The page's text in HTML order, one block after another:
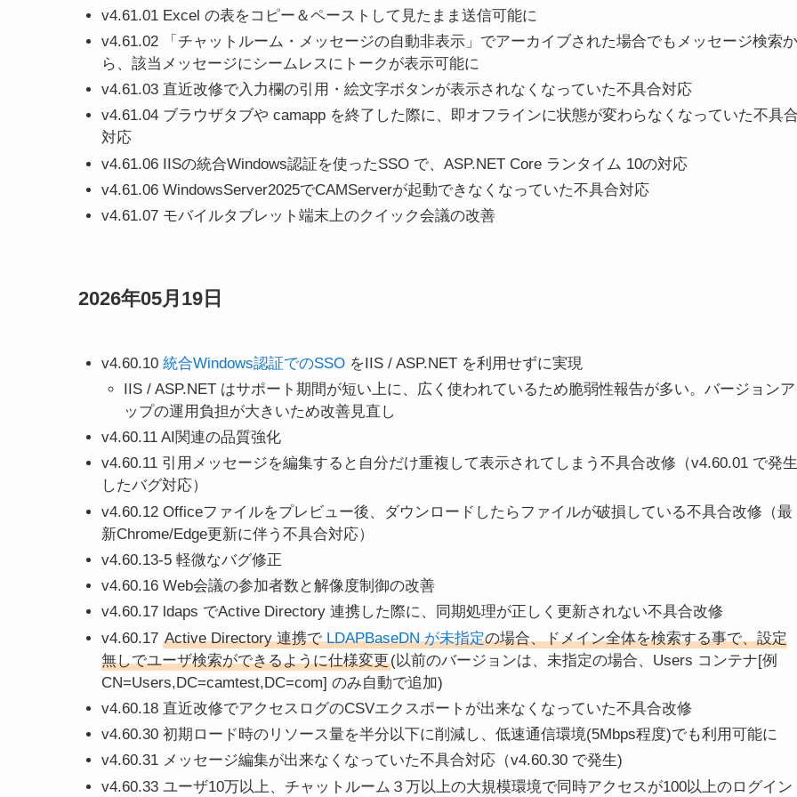
v4.61.01 Excel の表をコピー＆ペーストして見たまま送信可能に
v4.61.02 「チャットルーム・メッセージの自動非表示」でアーカイブされた場合でもメッセージ検索か
ら、該当メッセージにシームレスにトークが表示可能に
v4.61.03 直近改修で入力欄の引用・絵文字ボタンが表示されなくなっていた不具合対応
v4.61.04 ブラウザタブや camapp を終了した際に、即オフラインに状態が変わらなくなっていた不具
対応
v4.61.06 IISの統合Windows認証を使ったSSO で、ASP.NET Core ランタイム 10の対応
v4.61.06 WindowsServer2025でCAMServerが起動できなくなっていた不具合対応
v4.61.07 モバイルタブレット端末上のクイック会議の改善
2026年05月19日
v4.60.10 統合Windows認証でのSSOをIIS / ASP.NET を利用せずに実現
IIS / ASP.NET はサポート期間が短い上に、広く使われているため脆弱性報告が多い。バージョンア
ップの運用負担が大きいため改善見直し
v4.60.11 AI関連の品質強化
v4.60.11 引用メッセージを編集すると自分だけ重複して表示されてしまう不具合改修（v4.60.01 で発生
したバグ対応）
v4.60.12 Officeファイルをプレビュー後、ダウンロードしたらファイルが破損している不具合改修（最
新Chrome/Edge更新に伴う不具合対応）
v4.60.13-5 軽微なバグ修正
v4.60.16 Web会議の参加者数と解像度制御の改善
v4.60.17 ldaps でActive Directory 連携した際に、同期処理が正しく更新されない不具合改修
v4.60.17 Active Directory 連携でLDAPBaseDN が未指定の場合、ドメイン全体を検索する事で、設定
無しでユーザ検索ができるように仕様変更(以前のバージョンは、未指定の場合、Users コンテナ[例
CN=Users,DC=camtest,DC=com] のみ自動で追加)
v4.60.18 直近改修でアクセスログのCSVエクスポートが出来なくなっていた不具合改修
v4.60.30 初期ロード時のリソース量を半分以下に削減し、低速通信環境(5Mbps程度)でも利用可能に
v4.60.31 メッセージ編集が出来なくなっていた不具合対応（v4.60.30 で発生)
v4.60.33 ユーザ10万以上、チャットルーム３万以上の大規模環境で同時アクセスが100以上のログイン